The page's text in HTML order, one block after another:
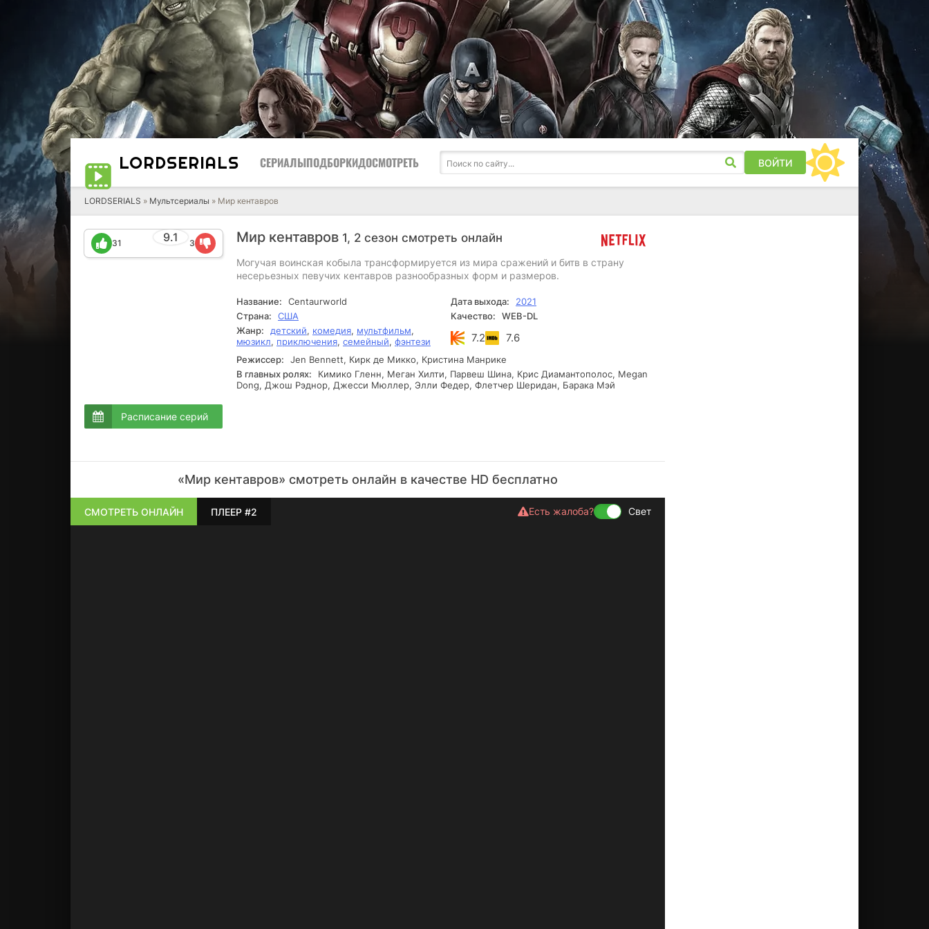
LORDSERIALS СЕРИАЛЫПОДБОРКИДОСМОТРЕТЬ ВОЙТИ
LORDSERIALS » Мультсериалы » Мир кентавров
Мир кентавров 1, 2 сезон смотреть онлайн
9.1
31 3
Расписание серий
Могучая воинская кобыла трансформируется из мира сражений и битв в страну
несерьезных певучих кентавров разнообразных форм и размеров.
Название: Centaurworld Дата выхода:
2021
Страна:
США Качество:
WEB-DL
Жанр:
детский, комедия, мультфильм,
мюзикл, приключения, семейный, фэнтези 7.2 7.6
Режиссер:
Jen Bennett, Кирк де Микко, Кристина Манрике
В главных ролях:
Кимико Гленн, Меган Хилти, Парвеш Шина, Крис Диамантополос, Megan
Dong, Джош Рэднор, Джесси Мюллер, Элли Федер, Флетчер Шеридан, Барака Мэй
«Мир кентавров» смотреть онлайн в качестве HD бесплатно
СМОТРЕТЬ ОНЛАЙН ПЛЕЕР #2 Есть жалоба? Свет